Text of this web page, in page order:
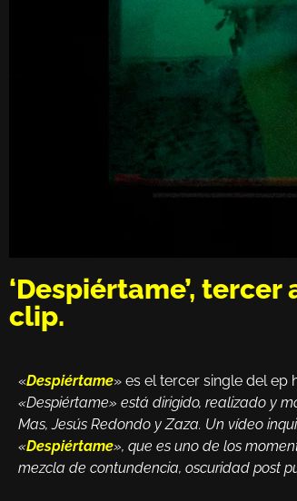
‘Despiértame’,
clip.
«Despiértame» es el tercer single del
«Despiértame» está dirigido, realizado y
Mas, Jesús Redondo y Zaza. Un vídeo
«Despiértame», que es uno de los
mezcla de contundencia, oscuridad post